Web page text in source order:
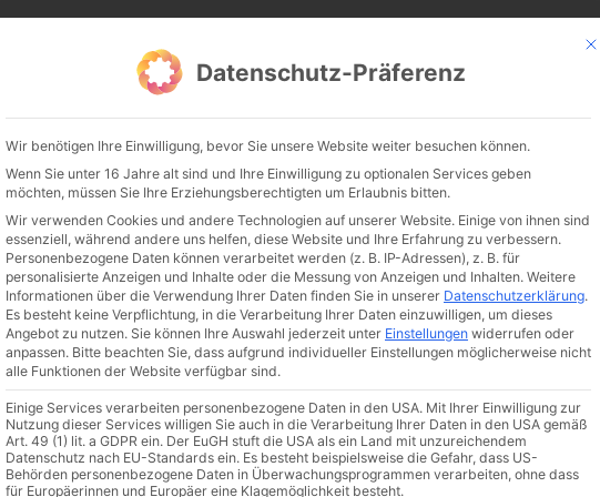
CATHWALK.DE
ALTE MESSE GLAUBE KULTUR FRÖMMIGKEIT TRADITION
Katholizismus Franziskus 50 Jahre Humanae vitae Katholische Kirche
Datenschutz-Präferenz
Wir benötigen Ihre Einwilligung, bevor Sie unsere Website weiter besuchen können.
Wenn Sie unter 16 Jahre alt sind und Ihre Einwilligung zu optionalen Services geben
möchten, müssen Sie Ihre Erziehungsberechtigten um Erlaubnis bitten.
Wir verwenden Cookies und andere Technologien auf unserer Website. Einige von ihnen sind
essenziell, während andere uns helfen, diese Website und Ihre Erfahrung zu verbessern.
Personenbezogene Daten können verarbeitet werden (z. B. IP-Adressen), z. B. für
personalisierte Anzeigen und Inhalte oder die Messung von Anzeigen und Inhalten. Weitere
Informationen über die Verwendung Ihrer Daten finden Sie in unserer Datenschutzerklärung.
Es besteht keine Verpflichtung, in die Verarbeitung Ihrer Daten einzuwilligen, um dieses
Angebot zu nutzen. Sie können Ihre Auswahl jederzeit unter Einstellungen widerrufen oder
anpassen. Bitte beachten Sie, dass aufgrund individueller Einstellungen möglicherweise nicht
alle Funktionen der Website verfügbar sind.
Einige Services verarbeiten personenbezogene Daten in den USA. Mit Ihrer Einwilligung zur
Nutzung dieser Services willigen Sie auch in die Verarbeitung Ihrer Daten in den USA gemäß
Art. 49 (1) lit. a GDPR ein. Der EuGH stuft die USA als ein Land mit unzureichendem
Datenschutz nach EU-Standards ein. Es besteht beispielsweise die Gefahr, dass US-
Behörden personenbezogene Daten in Überwachungsprogrammen verarbeiten, ohne dass
für Europäerinnen und Europäer eine Klagemöglichkeit besteht.